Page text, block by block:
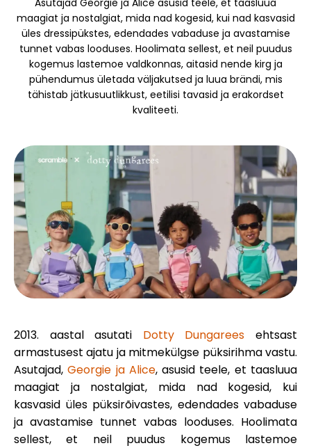
Brändide galerii
Brändi valik
Kalkulaatorid
Voorude ajalugu
Blogi
Võta meiega ühendust
Abi
Asutajad Georgie ja Alice asusid teele, et taasluua
maagiat ja nostalgiat, mida nad kogesid, kui nad kasvasid
üles dressipükstes, edendades vabaduse ja avastamise
tunnet vabas looduses. Hoolimata sellest, et neil puudus
kogemus lastemoe valdkonnas, aitasid nende kirg ja
pühendumus ületada väljakutsed ja luua brändi, mis
tähistab jätkusuutlikkust, eetilisi tavasid ja erakordset
kvaliteeti.
2013. aastal asutati Dotty Dungarees ehtsast
armastusest ajatu ja mitmekülgse püksirihma vastu.
Asutajad,Georgie ja Alice, asusid teele, et taasluua
maagiat ja nostalgiat, mida nad kogesid, kui
kasvasid üles püksirõivastes, edendades vabaduse
ja avastamise tunnet vabas looduses. Hoolimata
sellest, et neil puudus kogemus lastemoe